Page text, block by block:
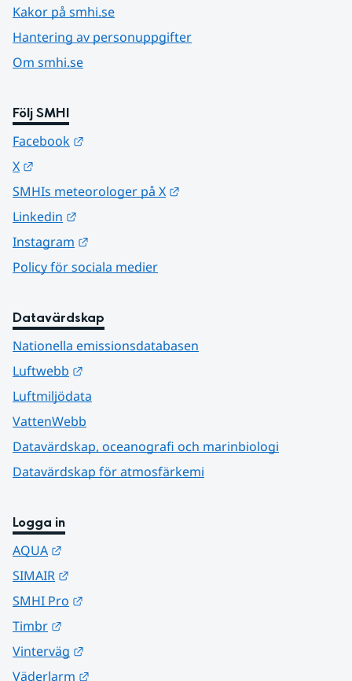
Kakor på smhi.se
Hantering av personuppgifter
Om smhi.se
Följ SMHI
Facebook
X
SMHIs meteorologer på X
Linkedin
Instagram
Policy för sociala medier
Datavärdskap
Nationella emissionsdatabasen
Luftwebb
Luftmiljödata
VattenWebb
Datavärdskap, oceanografi och marinbiologi
Datavärdskap för atmosfärkemi
Logga in
AQUA
SIMAIR
SMHI Pro
Timbr
Vinterväg
Väderlarm